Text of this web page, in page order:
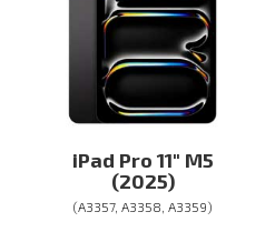
iPad Pro 11″ M5
(2025)
(A3357, A3358, A3359)